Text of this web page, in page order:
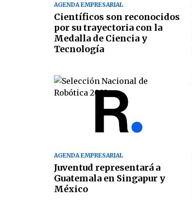
AGENDA EMPRESARIAL
Científicos son reconocidos
por su trayectoria con la
Medalla de Ciencia y
Tecnología
AGENDA EMPRESARIAL
Juventud representará a
Guatemala en Singapur y
México